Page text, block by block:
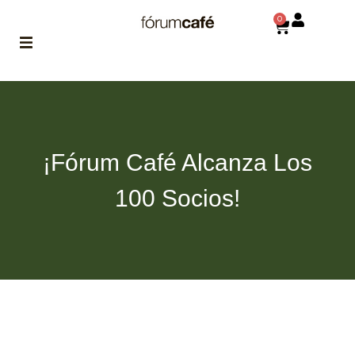
BLOG
0
¡Fórum Café Alcanza Los
100 Socios!